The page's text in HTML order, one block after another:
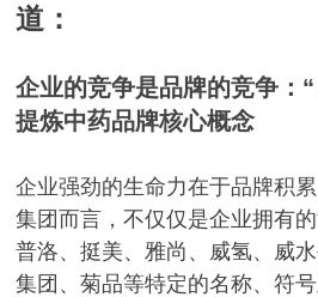
道：
企业的竞争是品牌的竞争：
提炼中药品牌核心概念
企业强劲的生命力在于品牌积累
集团而言，不仅仅是企业拥有
普洛、挺美、雅尚、威氢、威
集团、菊品等特定的名称、符